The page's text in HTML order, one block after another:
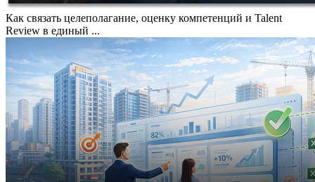
Как связать целеполагание, оценку компетенций и Talent
Review в единый ...